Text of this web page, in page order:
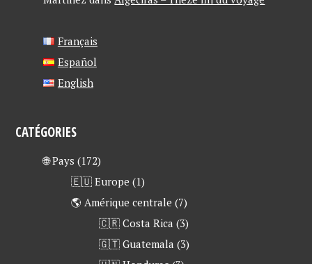
Français
Español
English
CATÉGORIES
🌐 Pays (172)
🇪🇺 Europe (1)
🌎 Amérique centrale (7)
🇨🇷 Costa Rica (3)
🇬🇹 Guatemala (3)